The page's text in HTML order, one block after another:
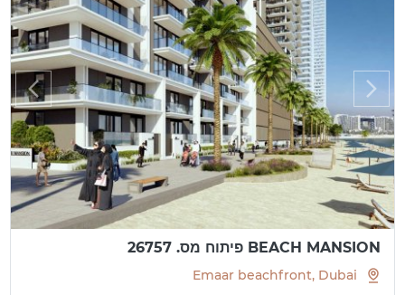
BEACH MANSION פיתוח מס. 26757
Emaar beachfront, Dubai